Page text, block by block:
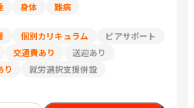
身体
難病
個別カリキュラム
ピアサポート
交通費あり
送迎あり
り
就労選択支援併設